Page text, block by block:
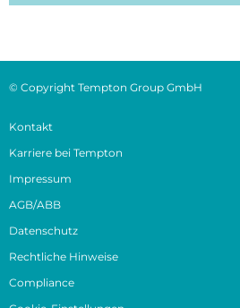
© Copyright Tempton Group GmbH
Kontakt
Karriere bei Tempton
Impressum
AGB/ABB
Datenschutz
Rechtliche Hinweise
Compliance